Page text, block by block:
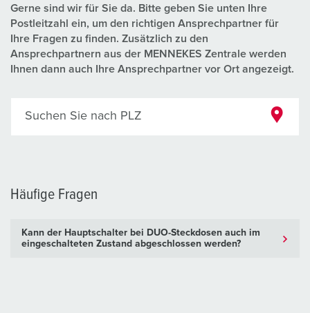
Gerne sind wir für Sie da. Bitte geben Sie unten Ihre
Postleitzahl ein, um den richtigen Ansprechpartner für
Ihre Fragen zu finden. Zusätzlich zu den
Ansprechpartnern aus der MENNEKES Zentrale werden
Ihnen dann auch Ihre Ansprechpartner vor Ort angezeigt.
Suchen Sie nach PLZ
Häufige Fragen
Kann der Hauptschalter bei DUO-Steckdosen auch im
eingeschalteten Zustand abgeschlossen werden?